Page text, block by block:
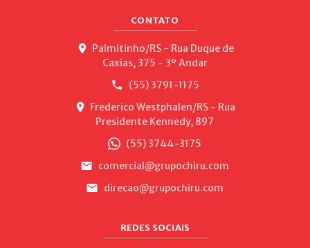
CONTATO
Palmitinho/RS - Rua Duque de
Caxias, 375 - 3º Andar
(55) 3791-1175
Frederico Westphalen/RS - Rua
Presidente Kennedy, 897
(55) 3744-3175
comercial@grupochiru.com
direcao@grupochiru.com
REDES SOCIAIS